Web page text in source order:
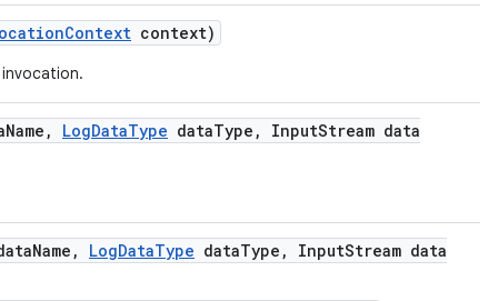
Context context)
Name , LogDataType dataType , InputStream data
Name , LogDataType dataType , InputStream data